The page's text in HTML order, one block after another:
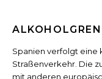
Spanien verfolgt eine
Straßenverkehr. Die
mit anderen